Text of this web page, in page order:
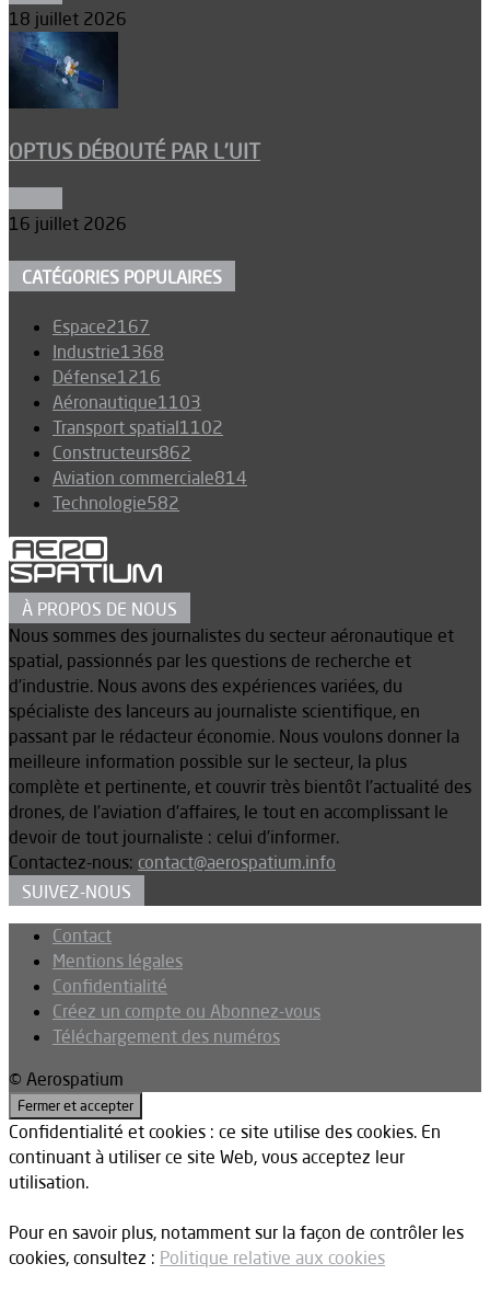
18 juillet 2026
OPTUS DÉBOUTÉ PAR L’UIT
16 juillet 2026
CATÉGORIES POPULAIRES
Espace2167
Industrie1368
Défense1216
Aéronautique1103
Transport spatial1102
Constructeurs862
Aviation commerciale814
Technologie582
À PROPOS DE NOUS
Nous sommes des journalistes du secteur aéronautique et
spatial, passionnés par les questions de recherche et
d’industrie. Nous avons des expériences variées, du
spécialiste des lanceurs au journaliste scientifique, en
passant par le rédacteur économie. Nous voulons donner la
meilleure information possible sur le secteur, la plus
complète et pertinente, et couvrir très bientôt l’actualité des
drones, de l’aviation d’affaires, le tout en accomplissant le
devoir de tout journaliste : celui d’informer.
Contactez-nous: contact@aerospatium.info
SUIVEZ-NOUS
Contact
Mentions légales
Confidentialité
Créez un compte ou Abonnez-vous
Téléchargement des numéros
© Aerospatium
Confidentialité et cookies : ce site utilise des cookies. En
continuant à utiliser ce site Web, vous acceptez leur
utilisation.
Pour en savoir plus, notamment sur la façon de contrôler les
cookies, consultez : Politique relative aux cookies